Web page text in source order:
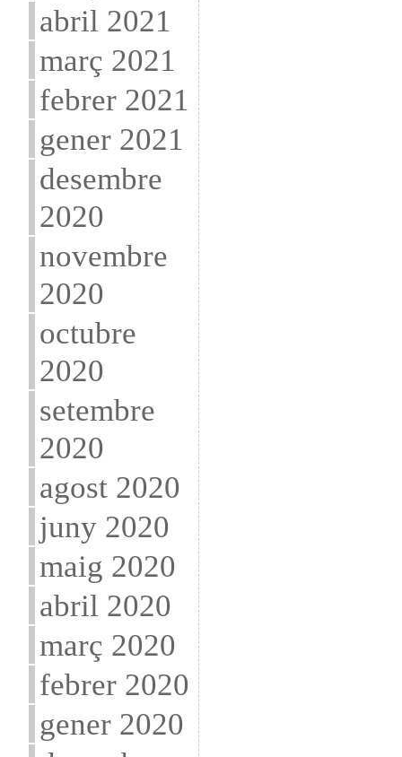
abril 2021
març 2021
febrer 2021
gener 2021
desembre
2020
novembre
2020
octubre
2020
setembre
2020
agost 2020
juny 2020
maig 2020
abril 2020
març 2020
febrer 2020
gener 2020